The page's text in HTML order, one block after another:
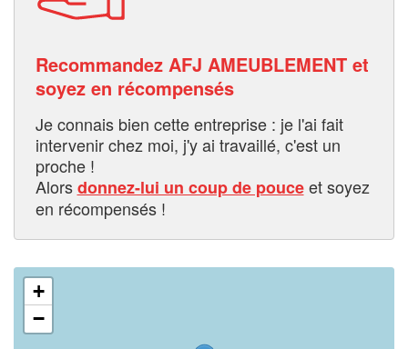
Recommandez AFJ AMEUBLEMENT et
soyez en récompensés
Je connais bien cette entreprise : je l'ai fait
intervenir chez moi, j'y ai travaillé, c'est un
proche !
Alorsdonnez-lui un coup de pouceet soyez
en récompensés !
+
−